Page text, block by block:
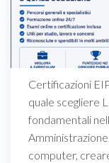
Certificazioni
quale scegliere
fondamentali
computer,